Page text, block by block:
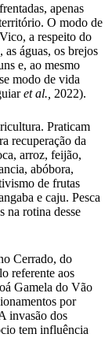
apenas
O modo de
a respeito do
águas, os brejos
e, ao mesmo
modo de vida
et al., 2022).
Praticam
recuperação da
arroz, feijão,
abóbora,
de frutas
e caju. Pesca
na rotina desse
Cerrado, do
referente aos
Gamela do Vão
por
invasão dos
tem influência